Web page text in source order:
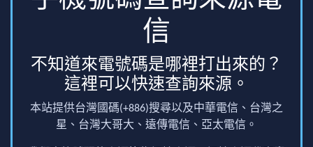
信
不知道來電號碼是哪裡打出來的？
這裡可以快速查詢來源。
本站提供台灣國碼(+886)搜尋以及中華電信、台灣之
星、台灣大哥大、遠傳電信、亞太電信。